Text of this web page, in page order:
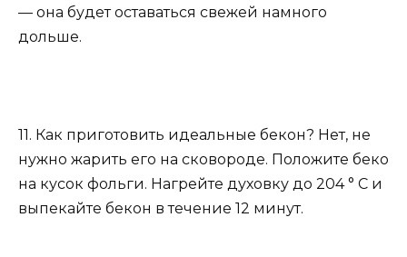
— она будет оставаться свежей намного
дольше.
11. Как приготовить идеальные бекон? Нет, не
нужно жарить его на сковороде. Положите беко
на кусок фольги. Нагрейте духовку до 204 ° C и
выпекайте бекон в течение 12 минут.